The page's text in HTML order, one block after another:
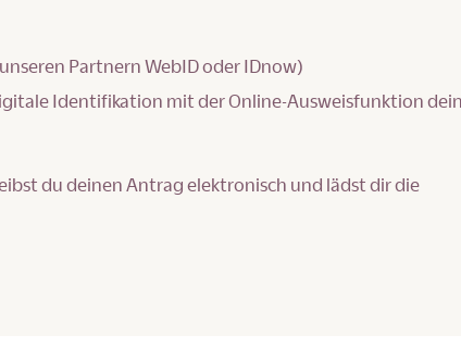
Partnern WebID oder IDnow)
Identifikation mit der Online-Ausweisfunktion
du deinen Antrag elektronisch und lädst dir die